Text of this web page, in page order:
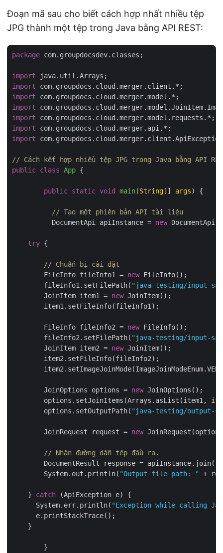
Đoạn mã sau cho biết cách hợp nhất nhiều tệp
JPG thành một tệp trong Java bằng API REST:
package com.groupdocsdev.classes;
import
import
import
import
import
import
import
// Cách kết hợp nhiều tệp JPG trong Java bằng API
public class App {
public static void main(String[] args) {
// Tạo một phiên bản API tài liệu
	  DocumentApi apiInstance =
new
try {
// Chuẩn bị cài đặt
	FileInfo fileInfo1 =
new FileInfo();
	fileInfo1.setFilePath(
"java-testing/input-
	JoinItem item1 =
new JoinItem();
	FileInfo fileInfo2 =
new FileInfo();
	fileInfo2.setFilePath(
"java-testing/input-
	JoinItem item2 =
new JoinItem();
	JoinOptions options =
new JoinOptions();
	options.setOutputPath(
"java-testing/output-
	JoinRequest request =
new
// Nhận đường dẫn tệp đầu ra.
	System.out.println(
"Output file path: " +
    }
catch (ApiException e) {
      System.err.println(
"Exception while calling
      e.printStackTrace();
    }